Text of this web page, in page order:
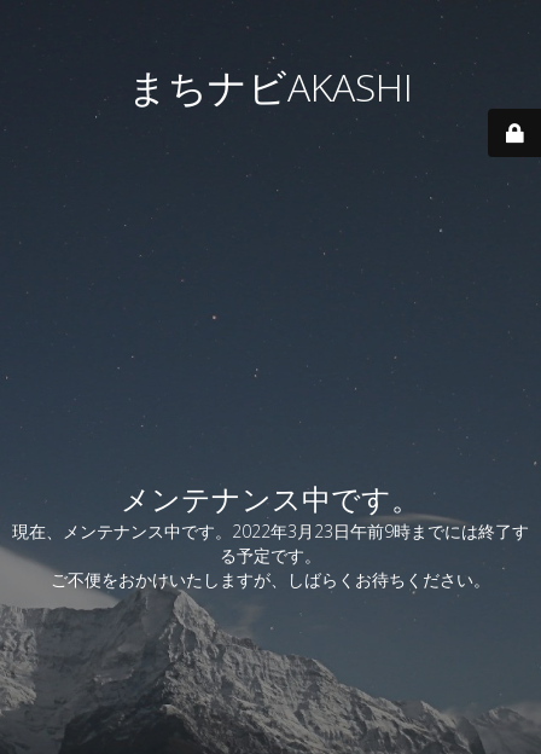
まちナビAKASHI
メンテナンス中です。
現在、メンテナンス中です。2022年3月23日午前9時までには終了す
る予定です。
ご不便をおかけいたしますが、しばらくお待ちください。